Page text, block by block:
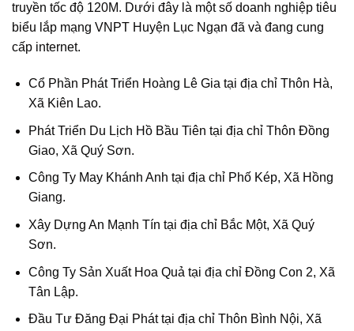
truyền tốc độ 120M. Dưới đây là một số doanh nghiệp tiêu
biểu lắp mạng VNPT Huyện Lục Ngạn đã và đang cung
cấp internet.
Cổ Phần Phát Triển Hoàng Lê Gia tại địa chỉ Thôn Hà,
Xã Kiên Lao.
Phát Triển Du Lịch Hồ Bầu Tiên tại địa chỉ Thôn Đồng
Giao, Xã Quý Sơn.
Công Ty May Khánh Anh tại địa chỉ Phố Kép, Xã Hồng
Giang.
Xây Dựng An Mạnh Tín tại địa chỉ Bắc Một, Xã Quý
Sơn.
Công Ty Sản Xuất Hoa Quả tại địa chỉ Đồng Con 2, Xã
Tân Lập.
Đầu Tư Đăng Đại Phát tại địa chỉ Thôn Bình Nội, Xã